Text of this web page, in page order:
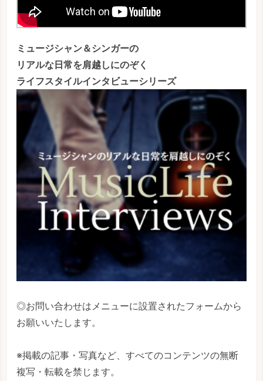
ミュージシャン＆シンガーの
リアルな日常を肩越しにのぞく
ライフスタイルインタビューシリーズ
◎お問い合わせはメニューに設置されたフォームから
お願いいたします。
※掲載の記事・写真など、すべてのコンテンツの無断
複写・転載を禁じます。